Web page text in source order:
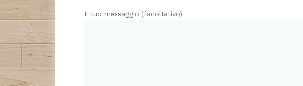
Il tuo messaggio (facoltativo)